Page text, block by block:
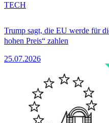
Trump sagt, die EU werde für
hohen Preis“ zahlen
25.07.2026
TECH